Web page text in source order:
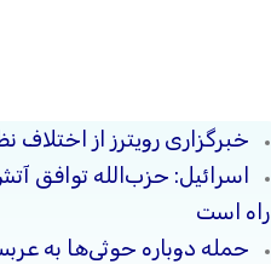
خبرگزاری رویترز از اختلاف
اسرائیل: حزب‌الله توافق
راه است
حمله دوباره حوثی‌ها به